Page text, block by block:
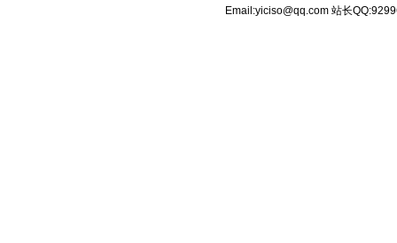
Email:yiciso@qq.com 站长